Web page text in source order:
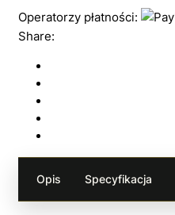
Operatorzy płatności:
Share:
Opis Specyfikacja